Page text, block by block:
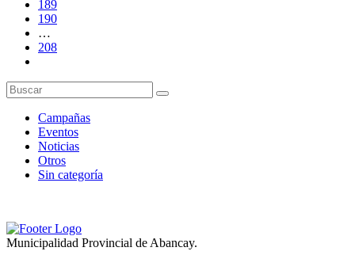
189
190
…
208
Campañas
Eventos
Noticias
Otros
Sin categoría
Municipalidad Provincial de Abancay.